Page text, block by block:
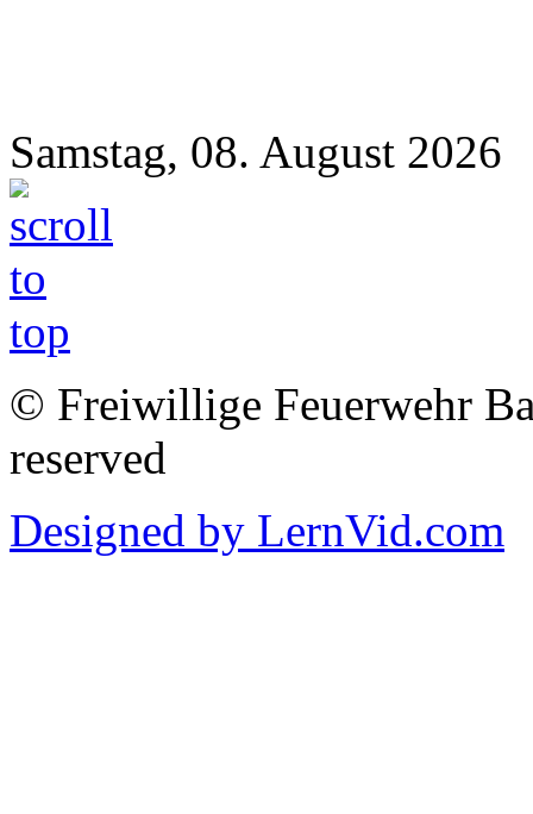
Samstag, 08. August 2026
© Freiwillige Feuerwehr
reserved
Designed by LernVid.com